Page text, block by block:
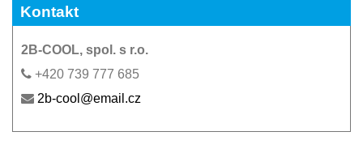
Kontakt
2B-COOL, spol. s r.o.
+420 739 777 685
2b-cool@email.cz